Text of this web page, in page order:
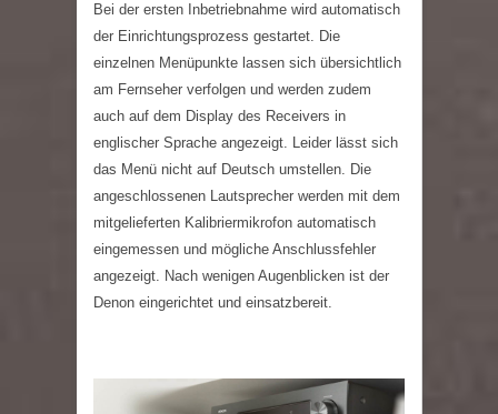
Bei der ersten Inbetriebnahme wird automatisch
der Einrichtungsprozess gestartet. Die
einzelnen Menüpunkte lassen sich übersichtlich
am Fernseher verfolgen und werden zudem
auch auf dem Display des Receivers in
englischer Sprache angezeigt. Leider lässt sich
das Menü nicht auf Deutsch umstellen. Die
angeschlossenen Lautsprecher werden mit dem
mitgelieferten Kalibriermikrofon automatisch
eingemessen und mögliche Anschlussfehler
angezeigt. Nach wenigen Augenblicken ist der
Denon eingerichtet und einsatzbereit.